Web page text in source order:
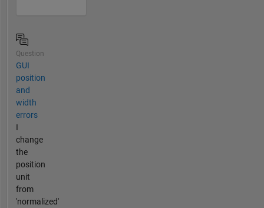
Question
GUI
position
and
width
errors
I
change
the
position
unit
from
'normalized'